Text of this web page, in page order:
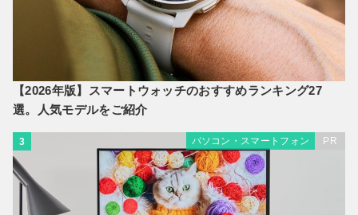
【2026年版】スマートウォッチのおすすめランキング27
選。人気モデルをご紹介
3 パソコン・スマートフォン PR